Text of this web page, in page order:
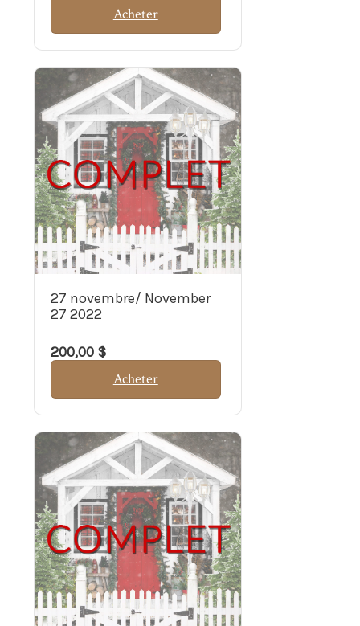
Acheter
27 novembre/ November
27 2022
200,00 $
Acheter